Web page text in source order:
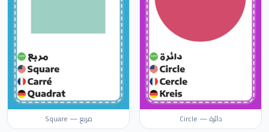
دائرة — Circle مربع — Square